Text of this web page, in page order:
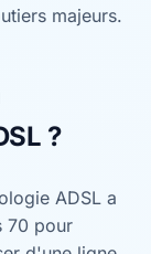
majeurs.
?
ADSL a
70 pour